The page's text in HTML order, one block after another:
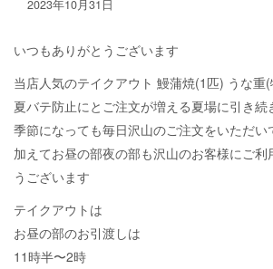
2023年10月31日
いつもありがとうございます
当店人気のテイクアウト 鰻蒲焼(1匹) うな重
夏バテ防止にとご注文が増える夏場に引き
季節になっても毎日沢山のご注文をいただい
加えてお昼の部夜の部も沢山のお客様にご利
うございます
テイクアウトは
お昼の部のお引渡しは
11時半〜2時